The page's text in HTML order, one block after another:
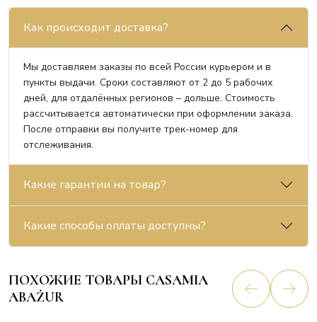
Как происходит доставка?
Мы доставляем заказы по всей России курьером и в
пункты выдачи. Сроки составляют от 2 до 5 рабочих
дней, для отдалённых регионов – дольше. Стоимость
рассчитывается автоматически при оформлении заказа.
После отправки вы получите трек-номер для
отслеживания.
Какие гарантии на товар?
Какие способы оплаты доступны?
ПОХОЖИЕ ТОВАРЫ CASAMIA
ABAŻUR